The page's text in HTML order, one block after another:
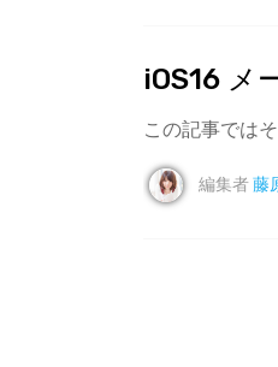
iOS16 メ
この記事では
編集者藤